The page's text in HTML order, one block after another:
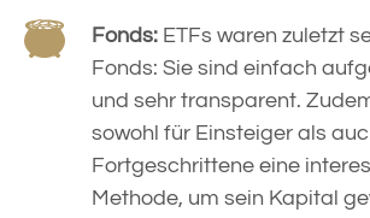
Fonds: ETFs waren zuletzt
Fonds: Sie sind einfach
und sehr transparent.
sowohl für Einsteiger als
Fortgeschrittene eine
Methode, um sein Kapital